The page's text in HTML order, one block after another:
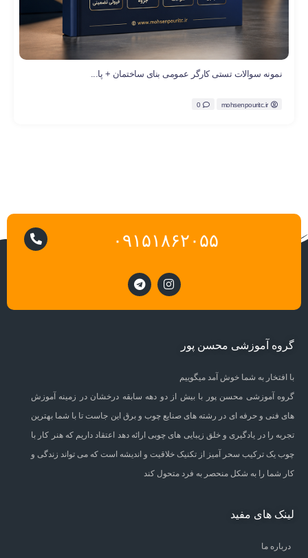
نمونه سوالات تستی کارگر عمومی بنای ساختمان + پا...
mohsenpouritc.ir
0
۰۹۱۵۱۸۶۲۰۵۵
گروه آموزشی محسن پور
با افتخار به شما خوش آمد میگوییم
گروه آموزشی محسن پور با بیش از دو دهه سابقه درخشان در زمینه آموزش
های فنی و حرفه ای در رشته های صنایع چوب و برق این جاست تا با شما بهترین
تجربه را در یادگیری و خلق زیبایی های چوبی ارائه دهد اعتقاد داریم که هنر کار با
چوب یک ترکیب سحر آمیز از تکنیک خلاقیت و اندیشه است که می تواند زندگی و
کار شما را به شکل منحصر به فرد متحول کند
لینک های مفید
درباره ما